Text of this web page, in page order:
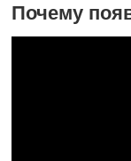
Почему